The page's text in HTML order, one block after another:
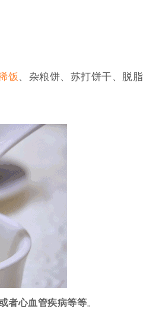
饭 、杂粮饼、苏打饼干、脱脂
者心血管疾病等等。